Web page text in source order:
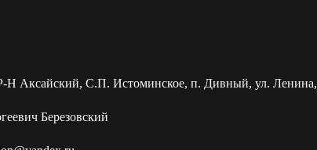
Н Аксайский, С.П. Истоминское, п. Дивный, ул. Ленина,
Березовский